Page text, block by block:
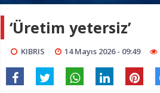
‘Üretim yetersiz’
KIBRIS 14 Mayıs 2026 - 09:49